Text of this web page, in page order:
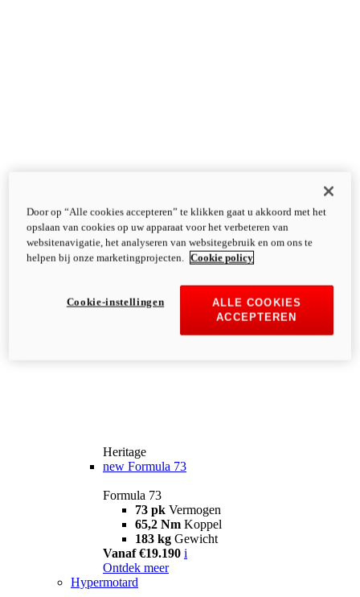
Heritage
new Formula 73
Formula 73
73 pk Vermogen
65,2 Nm Koppel
183 kg Gewicht
Vanaf €19.190 i
Ontdek meer
Hypermotard
Door op “Alle cookies accepteren” te klikken gaat u akkoord met het
opslaan van cookies op uw apparaat voor het verbeteren van
websitenavigatie, het analyseren van websitegebruik en om ons te
helpen bij onze marketingprojecten.
Cookie policy
ALLE COOKIES
ACCEPTEREN
Cookie-instellingen